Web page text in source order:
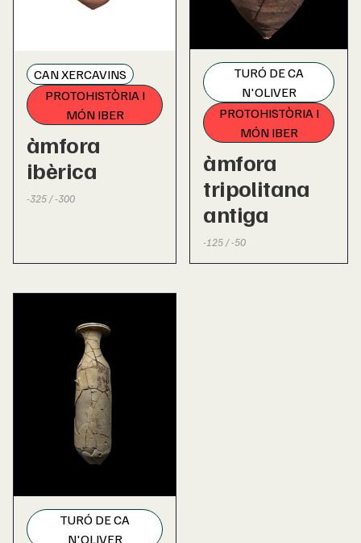
CAN XERCAVINS
PROTOHISTÒRIA I
MÓN IBER
àmfora
ibèrica
-325 / -300
TURÓ DE CA
N'OLIVER
PROTOHISTÒRIA I
MÓN IBER
àmfora
tripolitana
antiga
-125 / -50
TURÓ DE CA
N'OLIVER